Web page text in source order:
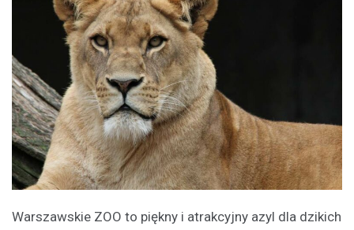
Warszawskie ZOO to piękny i atrakcyjny azyl dla dzikich